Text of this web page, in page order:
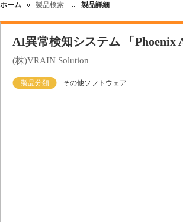
ホーム 製品検索 製品詳細
AI異常検知システム 「Phoenix
(株)VRAIN Solution
製品分類 その他ソフトウェア